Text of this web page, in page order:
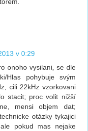
v 0:29
onoho vysilani, se dle
Hlas pohybuje svým
cili 22kHz vzorkovani
stacit; proc volit nižší
mensi objem dat;
otázky tykajici
pokud mas nejake